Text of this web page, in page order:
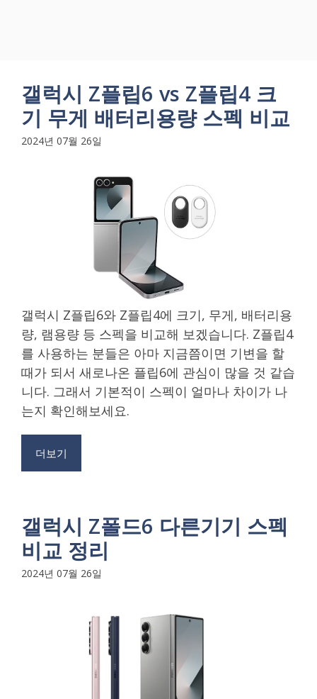
갤럭시 Z플립6 vs Z플립4 크
기 무게 배터리용량 스펙 비교
2024년 07월 26일
갤럭시 Z플립6와 Z플립4에 크기, 무게, 배터리용
량, 램용량 등 스펙을 비교해 보겠습니다. Z플립4
를 사용하는 분들은 아마 지금쯤이면 기변을 할
때가 되서 새로나온 플립6에 관심이 많을 것 같습
니다. 그래서 기본적이 스펙이 얼마나 차이가 나
는지 확인해보세요.
더보기
갤럭시 Z폴드6 다른기기 스펙
비교 정리
2024년 07월 26일